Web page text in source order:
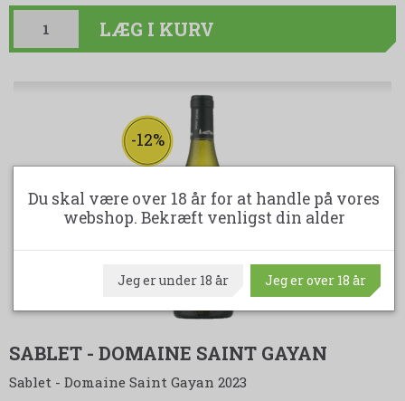
LÆG I KURV
-12%
SABLET - DOMAINE SAINT GAYAN
Sablet - Domaine Saint Gayan 2023
Du skal være over 18 år for at handle på vores
webshop. Bekræft venligst din alder
Jeg er under 18 år Jeg er over 18 år